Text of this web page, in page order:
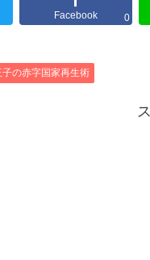
Facebook 0
子の赤字国家再生術